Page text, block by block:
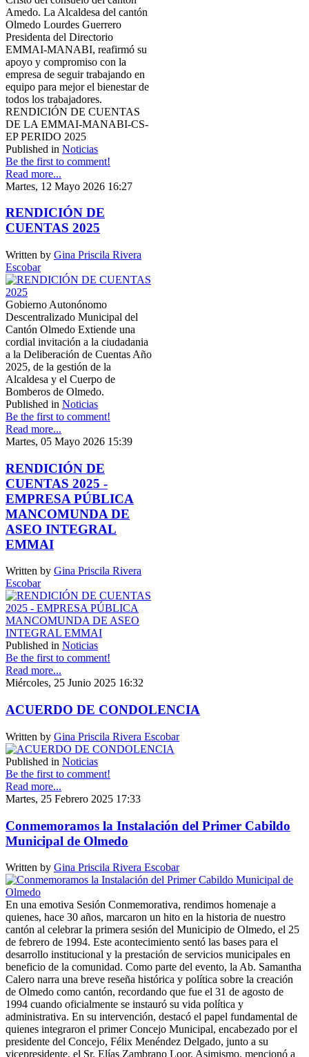
Amedo. La Alcaldesa del cantón
Olmedo Lourdes Guerrero
Presidenta del Directorio
EMMAI-MANABI, reafirmó su
apoyo y compromiso con la
empresa de seguir trabajando en
equipo para mejor el bienestar de
todos los trabajadores.
RENDICIÓN DE CUENTAS
DE LA EMMAI-MANABI-CS-
EP PERIDO 2025
Published in Noticias
Be the first to comment!
Read more...
Martes, 12 Mayo 2026 16:27
RENDICIÓN DE
CUENTAS 2025
Written by Gina Priscila Rivera
Escobar
Gobierno Autonónomo
Descentralizado Municipal del
Cantón Olmedo Extiende una
cordial invitación a la ciudadania
a la Deliberación de Cuentas Año
2025, de la gestión de la
Alcaldesa y el Cuerpo de
Bomberos de Olmedo.
Published in Noticias
Be the first to comment!
Read more...
Martes, 05 Mayo 2026 15:39
RENDICIÓN DE
CUENTAS 2025 -
EMPRESA PÚBLICA
MANCOMUNDA DE
ASEO INTEGRAL
EMMAI
Written by Gina Priscila Rivera
Escobar
Published in Noticias
Be the first to comment!
Read more...
Miércoles, 25 Junio 2025 16:32
ACUERDO DE CONDOLENCIA
Written by Gina Priscila Rivera Escobar
Published in Noticias
Be the first to comment!
Read more...
Martes, 25 Febrero 2025 17:33
Conmemoramos la Instalación del Primer Cabildo
Municipal de Olmedo
Written by Gina Priscila Rivera Escobar
En una emotiva Sesión Conmemorativa, rendimos homenaje a
quienes, hace 30 años, marcaron un hito en la historia de nuestro
cantón al celebrar la primera sesión del Municipio de Olmedo, el 25
de febrero de 1994. Este acontecimiento sentó las bases para el
desarrollo institucional y la prestación de servicios municipales en
beneficio de la comunidad. Como parte del evento, la Ab. Samantha
Calero narra una breve reseña histórica y política sobre la creación
de Olmedo como cantón, recordando que fue el 31 de agosto de
1994 cuando oficialmente se instauró su vida política y
administrativa. En su intervención, destacó el papel fundamental de
quienes integraron el primer Concejo Municipal, encabezado por el
presidente del Concejo, Félix Menéndez Delgado, junto a su
vicepresidente, el Sr. Elías Zambrano Loor. Asimismo, mencionó a